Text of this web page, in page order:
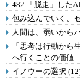
482.「脱走」した
包み込んでいく、
人間は、弱いから
「思考は行動から
へ行くことの価値
イノウーの選択